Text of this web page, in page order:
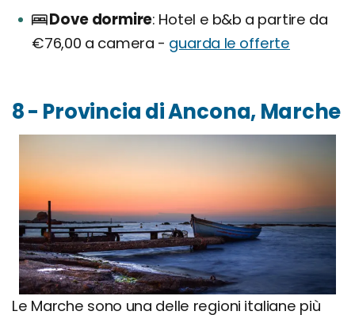
Dove dormire Hotel e b&b a partire da
€76,00 a camera - guarda le offerte
8 - Provincia di Ancona, Marche
Le Marche sono una delle regioni italiane più